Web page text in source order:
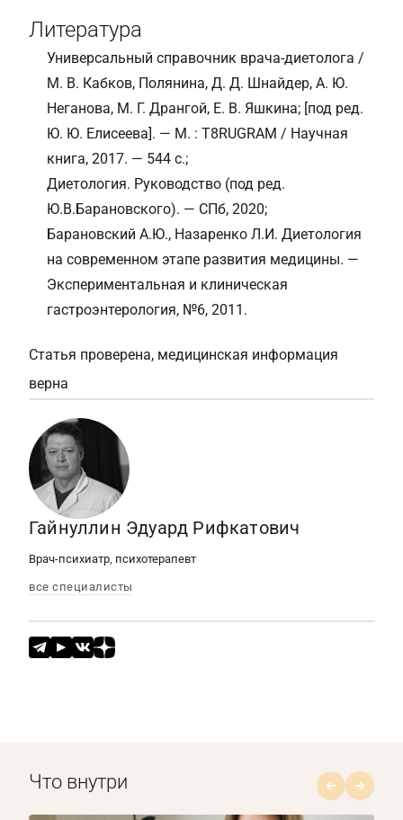
Литература
Универсальный справочник врача-диетолога /
М. В. Кабков, Полянина, Д. Д. Шнайдер, А. Ю.
Неганова, М. Г. Дрангой, Е. В. Яшкина; [под ред.
Ю. Ю. Елисеева]. — М. : T8RUGRAM / Научная
книга, 2017. — 544 c.;
Диетология. Руководство (под ред.
Ю.В.Барановского). — СПб, 2020;
Барановский А.Ю., Назаренко Л.И. Диетология
на современном этапе развития медицины. —
Экспериментальная и клиническая
гастроэнтерология, №6, 2011.
Статья проверена, медицинская информация
верна
Гайнуллин Эдуард Рифкатович
Врач-психиатр, психотерапевт
все специалисты
Что внутри